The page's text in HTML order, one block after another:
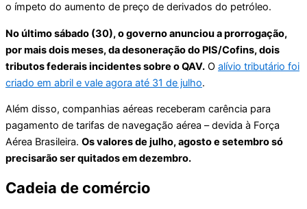
o ímpeto do aumento de preço de derivados do petróleo.
No último sábado (30), o governo anunciou a prorrogação,
por mais dois meses, da desoneração do PIS/Cofins, dois
tributos federais incidentes sobre o QAV. O alívio tributário foi
criado em abril e vale agora até 31 de julho.
Além disso, companhias aéreas receberam carência para
pagamento de tarifas de navegação aérea – devida à Força
Aérea Brasileira. Os valores de julho, agosto e setembro só
precisarão ser quitados em dezembro.
Cadeia de comércio